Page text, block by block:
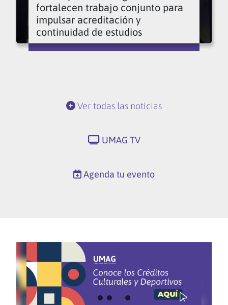
fortalecen trabajo conjunto para
impulsar acreditación y
continuidad de estudios
Ver todas las noticias
UMAG TV
Agenda tu evento